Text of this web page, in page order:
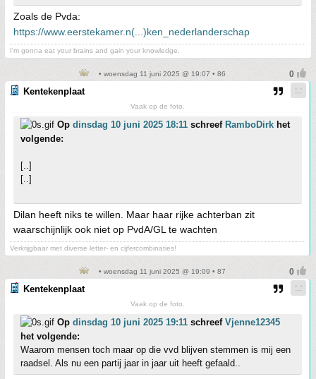
Zoals de Pvda:
https://www.eerstekamer.n(...)ken_nederlanderschap
I'm gonna eat your brains and gain your knowledge.
• woensdag 11 juni 2025 @ 19:07 • 86
Kentekenplaat
Vaak op de foto.
Op dinsdag 10 juni 2025 18:11 schreef RamboDirk het
volgende:
[..]
[..]
Dilan heeft niks te willen. Maar haar rijke achterban zit
waarschijnlijk ook niet op PvdA/GL te wachten
Verkrijgbaar met diverse letter- en cijfercombinaties!
• woensdag 11 juni 2025 @ 19:09 • 87
Kentekenplaat
Vaak op de foto.
Op dinsdag 10 juni 2025 19:11 schreef Vjenne12345
het volgende:
Waarom mensen toch maar op die vvd blijven stemmen is mij een
raadsel. Als nu een partij jaar in jaar uit heeft gefaald..